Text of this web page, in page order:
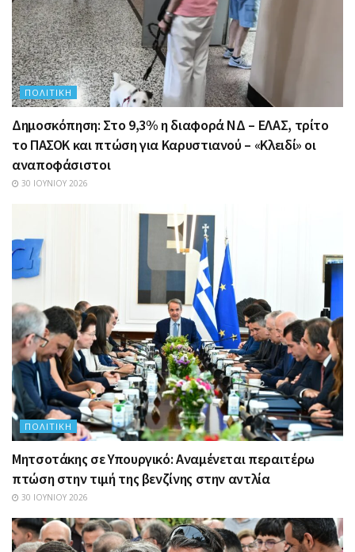
ΠΟΛΙΤΙΚΉ
Δημοσκόπηση: Στο 9,3% η διαφορά ΝΔ – ΕΛΑΣ, τρίτο
το ΠΑΣΟΚ και πτώση για Καρυστιανού – «Κλειδί» οι
αναποφάσιστοι
30 ΙΟΥΝΊΟΥ 2026
ΠΟΛΙΤΙΚΉ
Μητσοτάκης σε Υπουργικό: Αναμένεται περαιτέρω
πτώση στην τιμή της βενζίνης στην αντλία
30 ΙΟΥΝΊΟΥ 2026